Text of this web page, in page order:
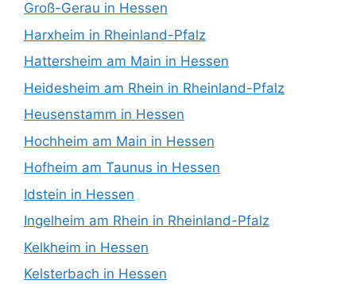
Groß-Gerau in Hessen
Harxheim in Rheinland-Pfalz
Hattersheim am Main in Hessen
Heidesheim am Rhein in Rheinland-Pfalz
Heusenstamm in Hessen
Hochheim am Main in Hessen
Hofheim am Taunus in Hessen
Idstein in Hessen
Ingelheim am Rhein in Rheinland-Pfalz
Kelkheim in Hessen
Kelsterbach in Hessen